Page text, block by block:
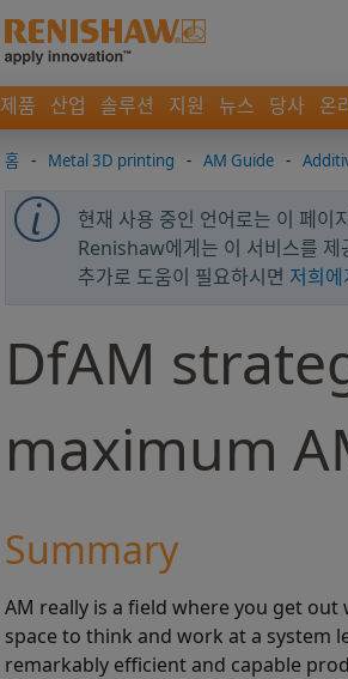
제품 산업 솔루션 지원 뉴스 당사 온
홈 - Metal 3D printing - AM Guide -
현재 사용 중인 언어로는 이 페
Renishaw에게는 이 서비스를 제
추가로 도움이 필요하시면 저희
DfAM
maximum
Summary
AM really is a field where you get
space to think and work at a system
remarkably efficient and capable